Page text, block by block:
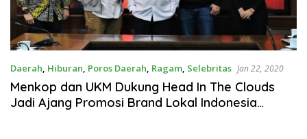
Daerah, Hiburan, Poros Daerah, Ragam, Selebritas Jan 22, 2020
Menkop dan UKM Dukung Head In The Clouds
Jadi Ajang Promosi Brand Lokal Indonesia